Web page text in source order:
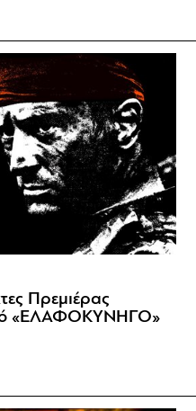
Πρεμιέρας
«ΕΛΑΦΟΚΥΝΗΓΟ»